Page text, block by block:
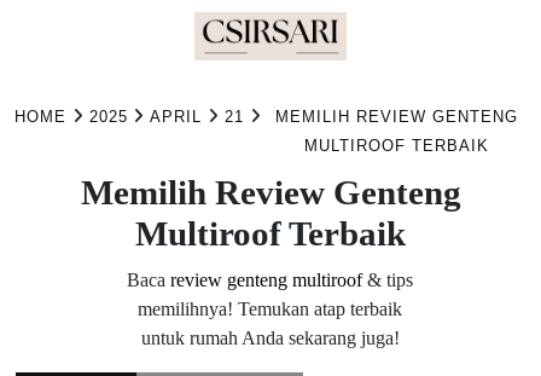
HOME 2025 APRIL 21
MEMILIH REVIEW GENTENG
MULTIROOF TERBAIK
Memilih Review Genteng
Multiroof Terbaik
Bacareview genteng multiroof& tips
memilihnya! Temukan atap terbaik
untuk rumah Anda sekarang juga!